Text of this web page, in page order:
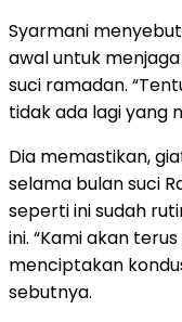
Syarmani
awal untuk
suci ramadan.
tidak ada lagi yang
Dia memastikan,
selama bulan suci
seperti ini sudah
ini. “Kami akan
menciptakan
sebutnya.